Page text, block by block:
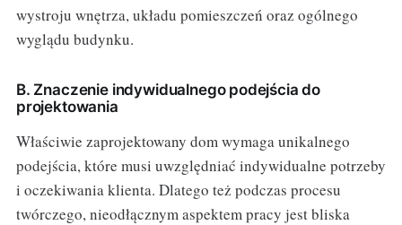
wystroju wnętrza, układu pomieszczeń oraz ogólnego
wyglądu budynku.
B. Znaczenie indywidualnego podejścia do
projektowania
Właściwie zaprojektowany dom wymaga unikalnego
podejścia, które musi uwzględniać indywidualne potrzeby
i oczekiwania klienta. Dlatego też podczas procesu
twórczego, nieodłącznym aspektem pracy jest bliska